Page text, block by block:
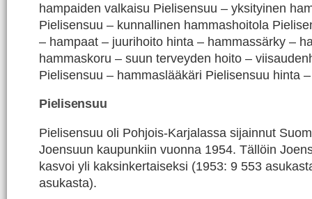
hampaiden valkaisu Pielisensuu – yksityinen
Pielisensuu – kunnallinen hammashoitola
– hampaat – juurihoito hinta – hammassärky –
hammaskoru – suun terveyden hoito –
Pielisensuu – hammaslääkäri Pielisensuu hinta
Pielisensuu
Pielisensuu oli Pohjois-Karjalassa sijainnut
Joensuun kaupunkiin vuonna 1954. Tällöin
kasvoi yli kaksinkertaiseksi (1953: 9 553
asukasta).